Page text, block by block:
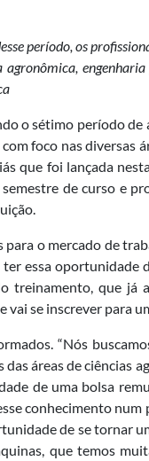
período, os
o sétimo período
foco nas diversas
que foi lançada
de curso e
o mercado de
essa
treinamento, que
se inscrever para
“Nós
áreas de ciências
de uma bolsa
conhecimento num
de se tornar
que temos